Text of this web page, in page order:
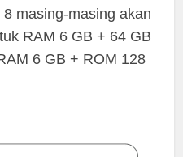
masing-masing akan
RAM 6 GB + 64 GB
6 GB + ROM 128